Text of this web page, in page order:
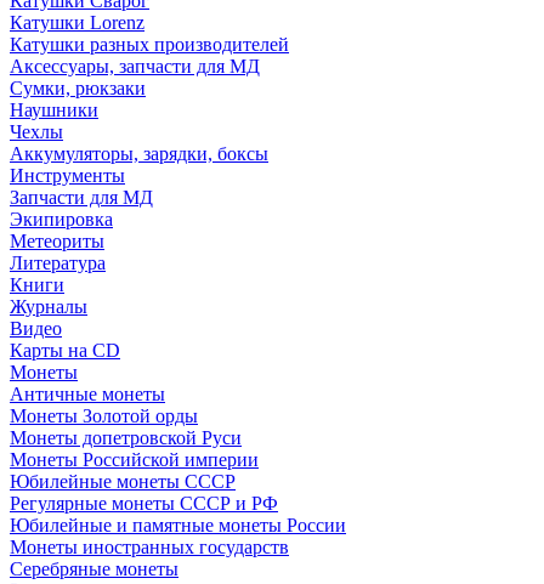
Катушки Lorenz
Катушки разных производителей
Аксессуары, запчасти для МД
Сумки, рюкзаки
Наушники
Чехлы
Аккумуляторы, зарядки, боксы
Инструменты
Запчасти для МД
Экипировка
Метеориты
Литература
Книги
Журналы
Видео
Карты на CD
Монеты
Античные монеты
Монеты Золотой орды
Монеты допетровской Руси
Монеты Российской империи
Юбилейные монеты СССР
Регулярные монеты СССР и РФ
Юбилейные и памятные монеты России
Монеты иностранных государств
Серебряные монеты